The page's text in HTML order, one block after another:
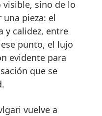
sino de lo
pieza: el
y calidez, entre
punto, el lujo
evidente para
que se
vuelve a